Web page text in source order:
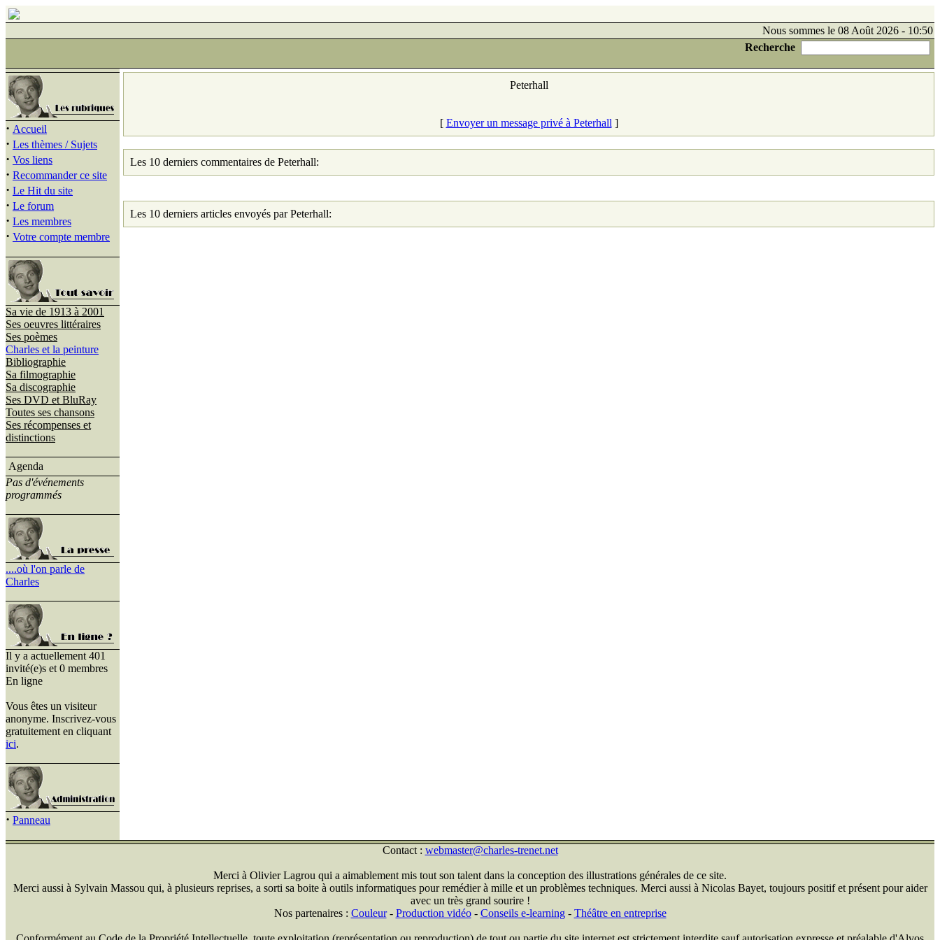
Nous sommes le 08 Août 2026 - 10:50
Recherche
· Accueil
· Les thèmes / Sujets
· Vos liens
· Recommander ce site
· Le Hit du site
· Le forum
· Les membres
· Votre compte membre
Sa vie de 1913 à 2001
Ses oeuvres littéraires
Ses poèmes
Charles et la peinture
Bibliographie
Sa filmographie
Sa discographie
Ses DVD et BluRay
Toutes ses chansons
Ses récompenses et
distinctions
Agenda
Pas d'événements
programmés
....où l'on parle de
Charles
Il y a actuellement 401
invité(e)s et 0 membres
En ligne
Vous êtes un visiteur
anonyme. Inscrivez-vous
gratuitement en cliquant
ici.
· Panneau
Peterhall
[ Envoyer un message privé à Peterhall ]
Les 10 derniers commentaires de Peterhall:
Les 10 derniers articles envoyés par Peterhall:
Contact : webmaster@charles-trenet.net
Merci à Olivier Lagrou qui a aimablement mis tout son talent dans la conception des illustrations générales de ce site.
Merci aussi à Sylvain Massou qui, à plusieurs reprises, a sorti sa boite à outils informatiques pour remédier à mille et un problèmes techniques. Merci aussi à Nicolas Bayet, toujours positif et présent pour aider
avec un très grand sourire !
Nos partenaires : Couleur- Production vidéo- Conseils e-learning- Théâtre en entreprise